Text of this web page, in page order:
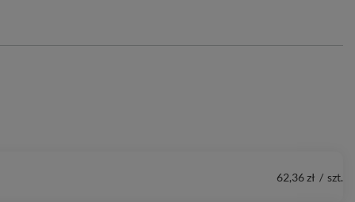
62,36 zł / szt.